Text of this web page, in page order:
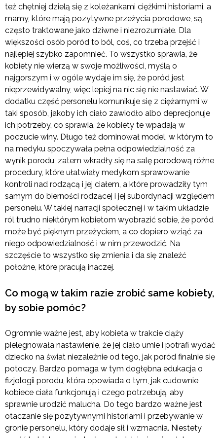
też chętniej dzielą się z koleżankami ciężkimi historiami, a
mamy, które mają pozytywne przeżycia porodowe, są
często traktowane jako dziwne i niezrozumiałe. Dla
większości osób poród to ból, coś, co trzeba przejść i
najlepiej szybko zapomnieć. To wszystko sprawia, że
kobiety nie wierzą w swoje możliwości, myślą o
najgorszym i w ogóle wydaje im się, że poród jest
nieprzewidywalny, więc lepiej na nic się nie nastawiać. W
dodatku część personelu komunikuje się z ciężarnymi w
taki sposób, jakoby ich ciało zawiodło albo deprecjonuje
ich potrzeby, co sprawia, że kobiety te wpadają w
poczucie winy. Długo też dominował model, w którym to
na medyku spoczywała pełna odpowiedzialność za
wynik porodu, zatem wkradły się na salę porodową różne
procedury, które ułatwiały medykom sprawowanie
kontroli nad rodzącą i jej ciałem, a które prowadziły tym
samym do bierności rodzącej i jej subordynacji względem
personelu. W takiej narracji społecznej i w takim układzie
ról trudno niektórym kobietom wyobrazić sobie, że poród
może być pięknym przeżyciem, a co dopiero wziąć za
niego odpowiedzialność i w nim przewodzić. Na
szczęście to wszystko się zmienia i da się znaleźć
położne, które pracują inaczej.
Co mogą w takim razie zrobić same kobiety,
by sobie pomóc?
Ogromnie ważne jest, aby kobieta w trakcie ciąży
pielęgnowała nastawienie, że jej ciało umie i potrafi wydać
dziecko na świat niezależnie od tego, jak poród finalnie się
potoczy. Bardzo pomaga w tym dogłębna edukacja o
fizjologii porodu, która opowiada o tym, jak cudownie
kobiece ciała funkcjonują i czego potrzebują, aby
sprawnie urodzić malucha. Do tego bardzo ważne jest
otaczanie się pozytywnymi historiami i przebywanie w
gronie personelu, który dodaje sił i wzmacnia. Niestety